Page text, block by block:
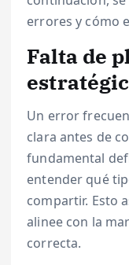
errores y cómo
Falta de
Un error
clara antes de
fundamental
entender qué
compartir. Esto
alinee con la
correcta.